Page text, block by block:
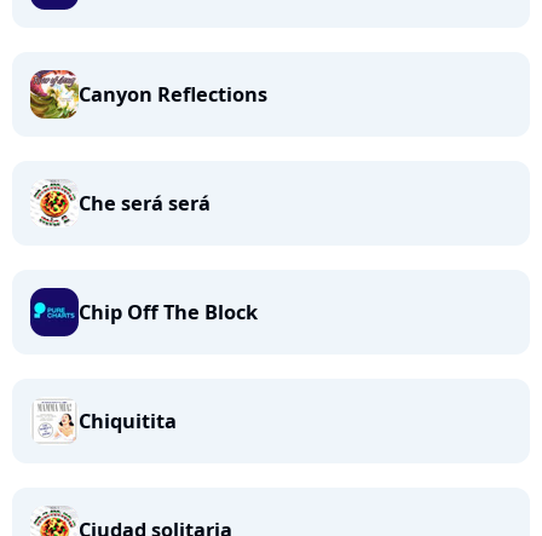
Canyon Reflections
Che será será
Chip Off The Block
Chiquitita
Ciudad solitaria